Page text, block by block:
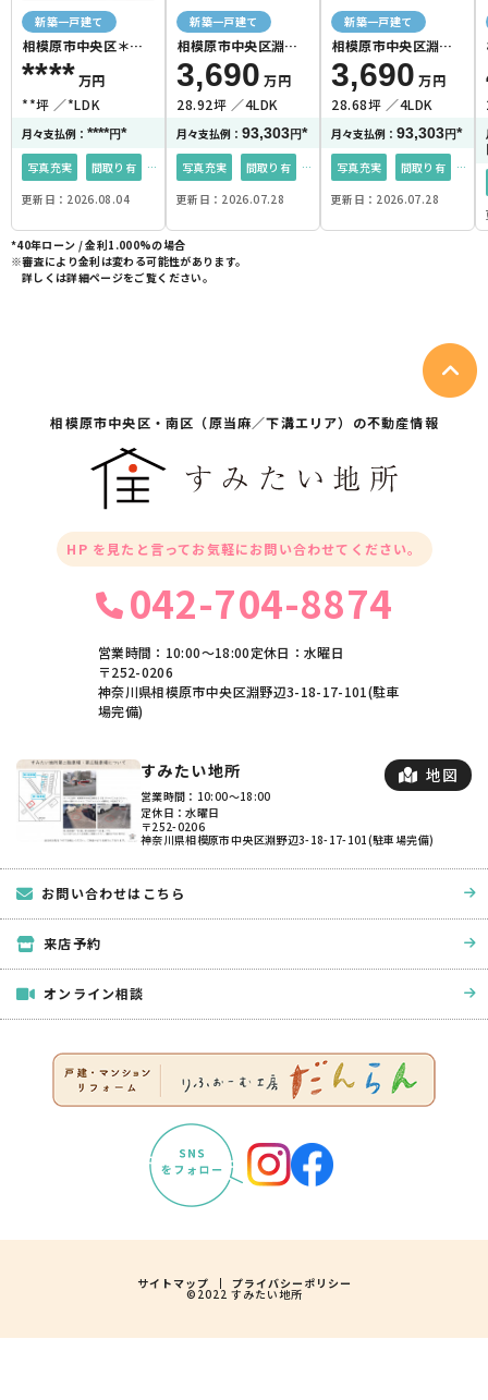
新築一戸建て
相模原市中央区＊＊
＊＊
****万円
**坪
*LDK
月々支払例： ****円*
写真充実 間取り有
4LDK以上 35坪以上
更新日：2026.08.04
新築一戸建て
相模原市中央区淵野
辺本町１丁目C号棟
3,690 万円
28.92坪
4LDK
月々支払例： 93,303円*
写真充実 間取り有
4LDK以上 都市ガス
35坪以上
更新日：2026.07.28
新築一戸建て
相模原市中央区淵野
辺本町１丁目B号棟
3,690 万円
28.68坪
4LDK
月々支払例： 93,303円*
写真充実 間取り有
4LDK以上 都市ガス
35坪以上
更新日：2026.07.28
*40年ローン / 金利1.000%の場合
※審査により金利は変わる可能性があります。
詳しくは詳細ページをご覧ください。
相模原市中央区・ 南区（原当麻／下溝エリア）の不動産情報
HP を見たと言ってお気軽にお問い合わせてください。
042-704-8874
営業時間：10:00〜18:00定休日：水曜日
〒252-0206
神奈川県相模原市中央区淵野辺3-18-17-101(駐車
場完備)
すみたい地所
営業時間：10:00〜18:00
定休日：水曜日
〒252-0206
神奈川県相模原市中央区淵野辺3-18-17-101(駐車場完備)
地図
お問い合わせはこちら
来店予約
オンライン相談
サイトマップ プライバシーポリシー
©2022 すみたい地所